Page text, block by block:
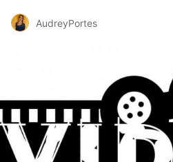
AudreyPortes